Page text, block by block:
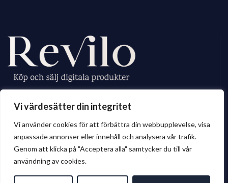
Vi värdesätter din integritet
Vi använder cookies för att förbättra din webbupplevelse, visa
anpassade annonser eller innehåll och analysera vår trafik.
Genom att klicka på "Acceptera alla" samtycker du till vår
användning av cookies.
erbjuder ett brett sortiment av digitalt material till privatperson och företag.
© 2026 Revilo.se